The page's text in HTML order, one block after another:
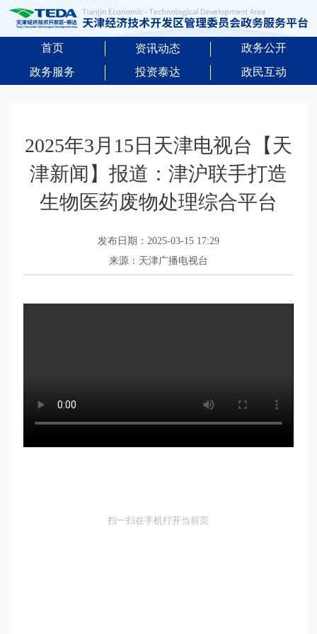
首页 资讯动态
政务公开
政务服务
投资泰达 政民互动
2025年3月15日天津电视台【天
津新闻】报道：津沪联手打造
生物医药废物处理综合平台
发布日期：2025-03-15 17:29
来源：天津广播电视台
扫一扫在手机打开当前页